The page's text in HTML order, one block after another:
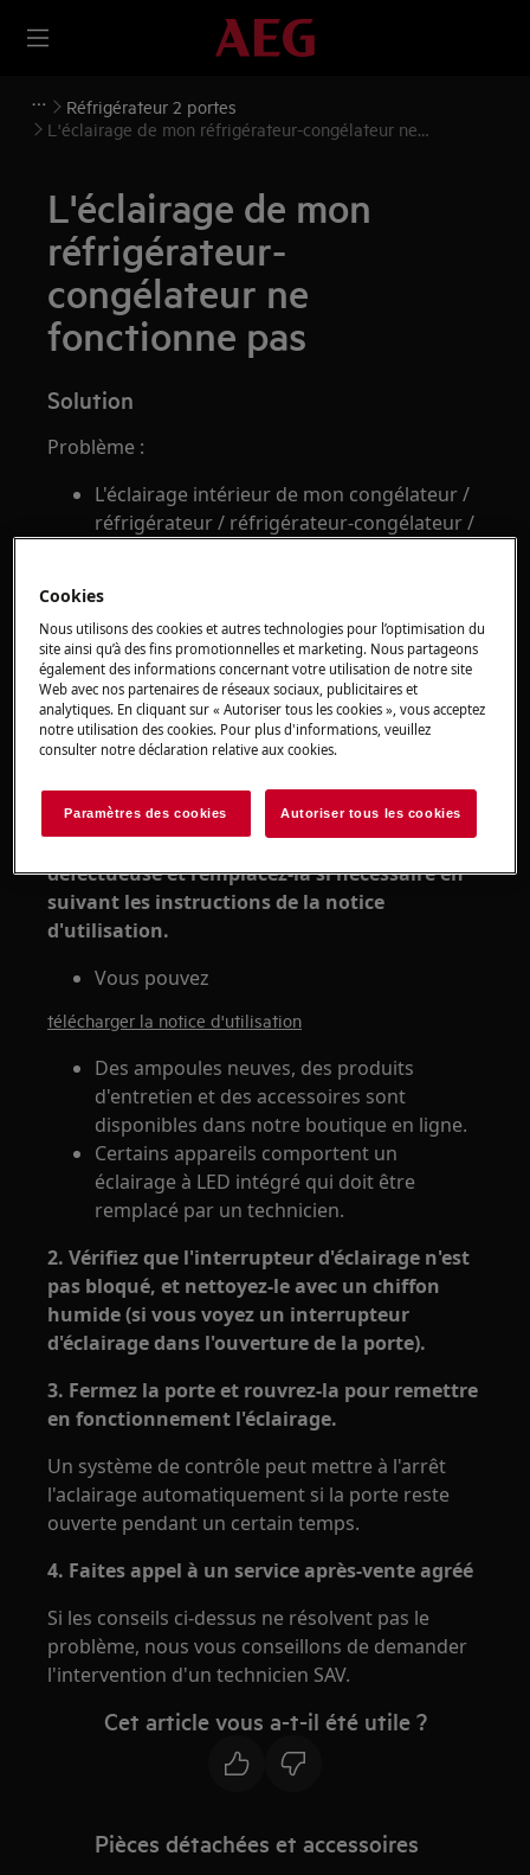
Réfrigérateur 2 portes
L'éclairage de mon réfrigérateur-congélateur ne
L'éclairage de mon
réfrigérateur-
congélateur ne
fonctionne pas
Solution
Problème :
L'éclairage intérieur de mon congélateur /
réfrigérateur / réfrigérateur-congélateur /
Concerne :
Congélateur coffre
Réfrigérateur-congélateur
Congélateur armoire
Réfrigérateur
Cave à vin
Résolution :
1. Vérifiez que l'ampoule n'est pas
défectueuse et remplacez-la si nécessaire en
suivant les instructions de la notice
d'utilisation.
Vous pouvez
télécharger la notice d'utilisation
Des ampoules neuves, des produits
d'entretien et des accessoires sont
disponibles dans notre boutique en ligne.
Certains appareils comportent un
éclairage à LED intégré qui doit être
remplacé par un technicien.
2. Vérifiez que l'interrupteur d'éclairage n'est
pas bloqué, et nettoyez-le avec un chiffon
humide (si vous voyez un interrupteur
d'éclairage dans l'ouverture de la porte).
3. Fermez la porte et rouvrez-la pour remettre
en fonctionnement l'éclairage.
Un système de contrôle peut mettre à l'arrêt
l'aclairage automatiquement si la porte reste
ouverte pendant un certain temps.
4. Faites appel à un service après-vente agréé
Si les conseils ci-dessus ne résolvent pas le
problème, nous vous conseillons de demander
l'intervention d'un technicien SAV.
Cet article vous a-t-il été utile ?
Pièces détachées et accessoires
Cookies
Nous utilisons des cookies et autres technologies pour l’optimisation du
site ainsi qu’à des fins promotionnelles et marketing. Nous partageons
également des informations concernant votre utilisation de notre site
Web avec nos partenaires de réseaux sociaux, publicitaires et
analytiques. En cliquant sur « Autoriser tous les cookies », vous acceptez
notre utilisation des cookies. Pour plus d'informations, veuillez
consulter notre déclaration relative aux cookies.
Paramètres des cookies Autoriser tous les cookies